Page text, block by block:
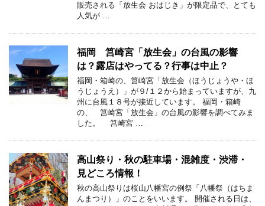
販売される「放生会 おはじき」が限定品で、とても
人気が …
福岡 筥崎宮「放生会」の台風の影響
は？露店はやってる？行事は中止？
福岡・箱崎の、筥崎宮「放生会（ほうじょうや・ほ
うじょうえ）」が９/１２から始まっていますが、九
州に台風１８号が接近しています。 福岡・箱崎
の、 筥崎宮「放生会」の台風の影響を調べてみま
した。 筥崎宮 …
高山祭り・秋の駐車場・混雑度・渋滞・
見どころ情報！
秋の高山祭りは桜山八幡宮の例祭「八幡祭（はちま
んまつり）」のことをいいます。 開催される日は、